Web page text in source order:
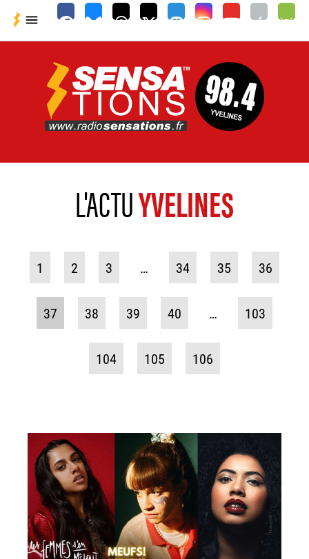

L'ACTUYVELINES
1 2 3 … 34 35 36
37 38 39 40 … 103
104 105 106